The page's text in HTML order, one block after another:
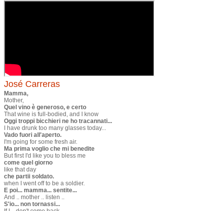
José Carreras
Mamma,
Mother,
Quel vino è generoso, e certo
That wine is full-bodied, and I know
Oggi troppi bicchieri ne ho tracannati...
I have drunk too many glasses today...
Vado fuori all'aperto.
I'm going for some fresh air.
Ma prima voglio che mi benedite
But first I'd like you to bless me
come quel giorno
like that day
che partii soldato.
when I went off to be a soldier.
E poi... mamma... sentite...
And .. mother .. listen ..
S'io... non tornassi...